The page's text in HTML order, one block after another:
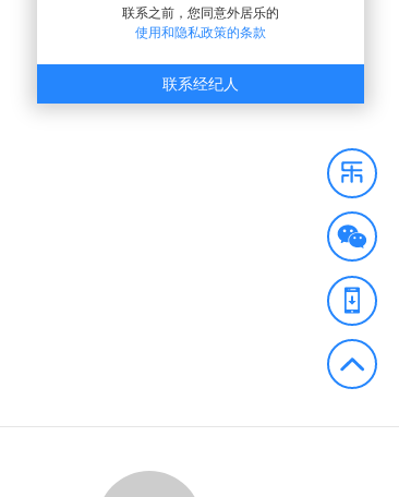
联系之前，您同意外居乐的
使用和隐私政策的条款
联系经纪人